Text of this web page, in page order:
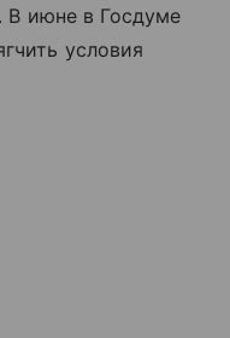
В июне в Госдуме
условия